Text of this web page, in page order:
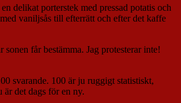
delikat porterstek med pressad potatis och
vaniljsås till efterrätt och efter det kaffe
får bestämma. Jag protesterar inte!
svarande. 100 är ju ruggigt statistiskt,
det dags för en ny.